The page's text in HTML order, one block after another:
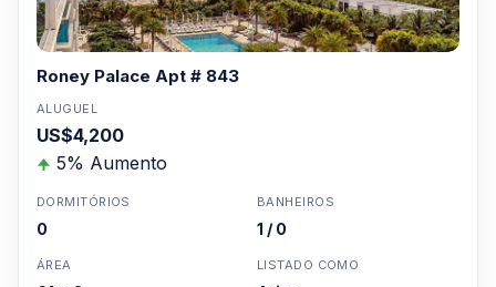
Roney Palace Apt # 843
ALUGUEL
US$4,200
5% Aumento
DORMITÓRIOS
0
BANHEIROS
1 / 0
ÁREA LISTADO COMO